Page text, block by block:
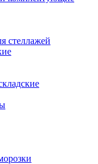
стеллажей